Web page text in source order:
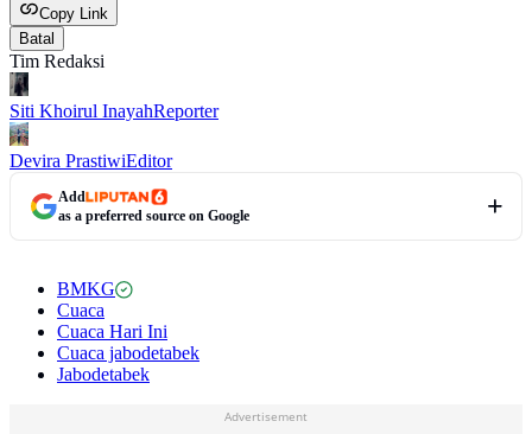
Copy Link
Batal
Tim Redaksi
Siti Khoirul InayahReporter
Devira PrastiwiEditor
Add
as a preferred source on Google
BMKG
Cuaca
Cuaca Hari Ini
Cuaca jabodetabek
Jabodetabek
Advertisement